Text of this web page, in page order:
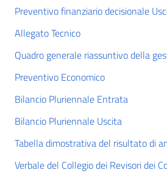
Preventivo finanziario decisionale
Allegato Tecnico
Quadro generale riassuntivo della
Preventivo Economico
Bilancio Pluriennale Entrata
Bilancio Pluriennale Uscita
Tabella dimostrativa del risultato di
Verbale del Collegio dei Revisori dei